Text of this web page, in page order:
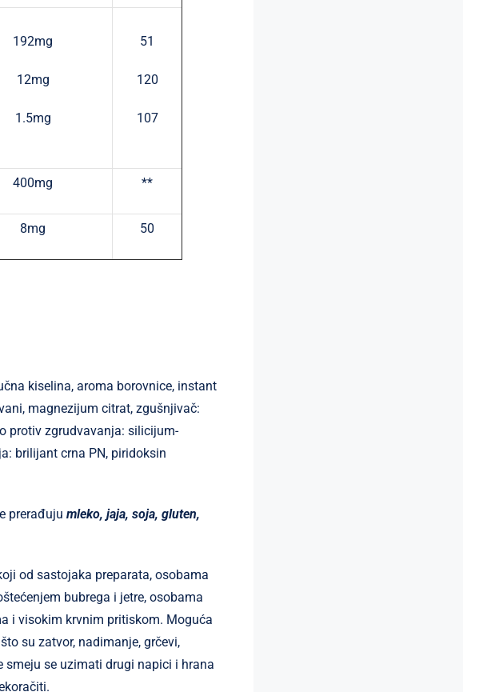
192mg
12mg
1.5mg
51
120
107
400mg **
8mg 50
kiselina, aroma borovnice, instant
magnezijum citrat, zgušnjivač:
protiv zgrudvavanja: silicijum-
brilijant crna PN, piridoksin
prerađuju mleko, jaja, soja, gluten,
od sastojaka preparata, osobama
bubrega i jetre, osobama
i visokim krvnim pritiskom. Moguća
su zatvor, nadimanje, grčevi,
smeju se uzimati drugi napici i hrana